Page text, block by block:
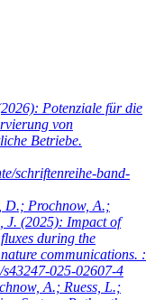
Potenziale für die
von
Betriebe.
schriftenreihe-band-
D.; Prochnow, A.;
J. (2025): Impact of
during the
communications. :
025-02607-4
A.; Ruess, L.;